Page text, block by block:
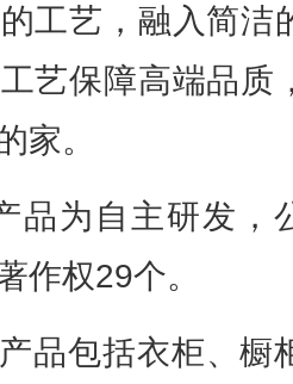
工艺，融入简洁
艺保障高端品质
家。
品为自主研发，
作权29个。
品包括衣柜、橱